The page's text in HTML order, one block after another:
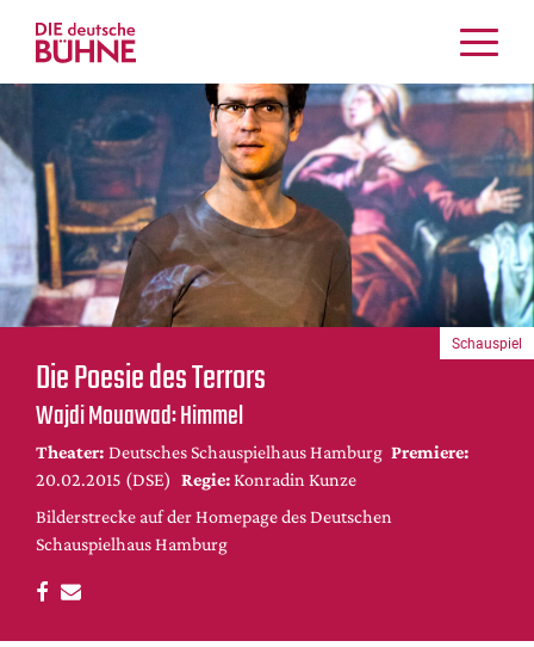
Kritiken
Schauspiel
Musiktheater
Tanz
Crossover
Bühnenwelt
Festivals & Veranstaltungen
Menschen & Theater
Themen
Internationales
Nachrufe
Medientipps
DdB-map
Kalender
Premierensuche
Die Poesie des Terrors
Wajdi Mouawad: Himmel
Theater: Deutsches Schauspielhaus Hamburg Premiere:
20.02.2015 (DSE) Regie: Konradin Kunze
Bilderstrecke auf der Homepage des Deutschen
Schauspielhaus Hamburg
Schauspiel